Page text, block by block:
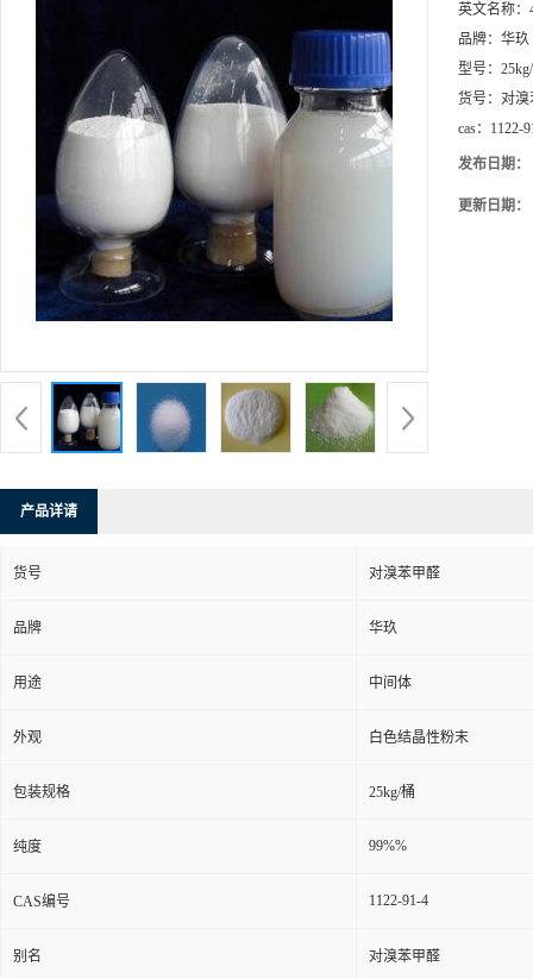
英文名称：
品牌： 华玖
型号：
货号： 对溴
cas： 1122-
发布日期：
更新日期：
产品详请
货号 对溴苯甲醛
品牌 华玖
用途 中间体
外观 白色结晶性粉末
包装规格 25kg/桶
纯度 99%%
CAS编号 1122-91-4
别名 对溴苯甲醛